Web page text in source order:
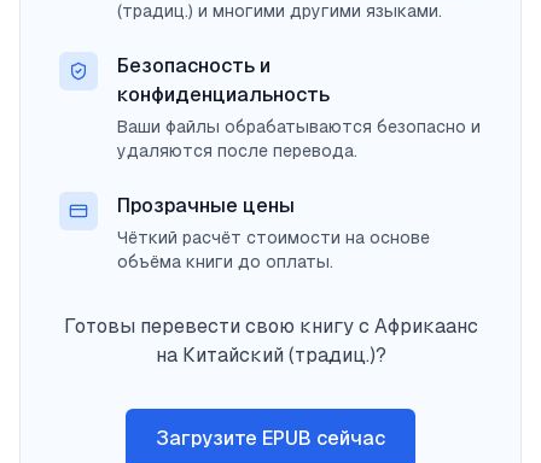
(традиц.) и многими другими языками.
Безопасность и
конфиденциальность
Ваши файлы обрабатываются безопасно и
удаляются после перевода.
Прозрачные цены
Чёткий расчёт стоимости на основе
объёма книги до оплаты.
Готовы перевести свою книгу с Африкаанс
на Китайский (традиц.)?
Загрузите EPUB сейчас